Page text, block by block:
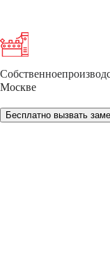
Собственное
Москве
Бесплатно вызвать